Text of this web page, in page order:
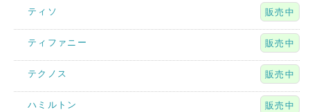
ティソ 販売中
ティファニー 販売中
テクノス 販売中
ハミルトン 販売中